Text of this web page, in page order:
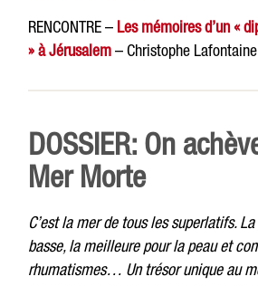
RENCONTRE – Les mémoires d’un «
» à Jérusalem– Christophe Lafontaine
DOSSIER: On
Mer Morte
C’est la mer de tous les superlatifs.
basse, la meilleure pour la peau et
rhumatismes… Un trésor unique au